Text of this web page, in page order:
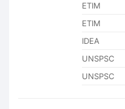
ETIM
ETIM
IDEA
UNSPSC
UNSPSC